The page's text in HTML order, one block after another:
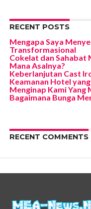
RECENT POSTS
Mengapa Saya
Transformasional
Cokelat dan Sahabat
Mana Asalnya?
Keberlanjutan Cast
Keamanan Hotel
Menginap Kami Yang
Bagaimana Bunga
RECENT COMMENTS